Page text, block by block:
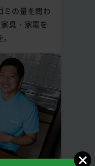
ミの量を問わ
具・家電を